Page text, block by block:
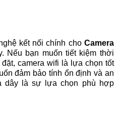
kết nối chính cho Camera
Nếu bạn muốn tiết kiệm thời
camera wifi là lựa chọn tốt
đảm bảo tính ổn định và an
dây là sự lựa chọn phù hợp